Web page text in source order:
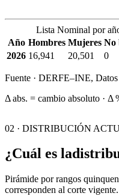
Lista Nominal por
Año Hombres Mujeres No
2026 16,941 20,501 0
Fuente · DERFE–INE,
Δ abs. = cambio absoluto · Δ
02 · DISTRIBUCIÓN
¿Cuál es la
Pirámide por rangos
corresponden al corte vigente.